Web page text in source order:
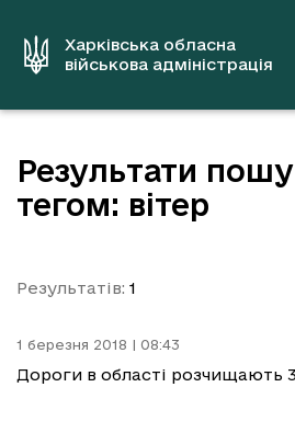
вмістуХарківська обласна
військова адміністрація
Результати
тегом: вітер
Результатів: 1
1 березня 2018 | 08:43
Дороги в області розчищають